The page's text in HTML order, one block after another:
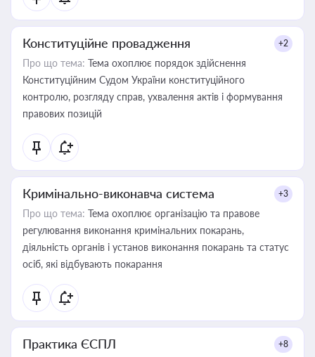
Конституційне провадження +2
Про що тема: Тема охоплює порядок здійснення
Конституційним Судом України конституційного
контролю, розгляду справ, ухвалення актів і формування
правових позицій
Кримінально-виконавча система +3
Про що тема: Тема охоплює організацію та правове
регулювання виконання кримінальних покарань,
діяльність органів і установ виконання покарань та статус
осіб, які відбувають покарання
Практика ЄСПЛ +8